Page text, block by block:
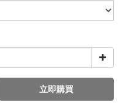
立即購買